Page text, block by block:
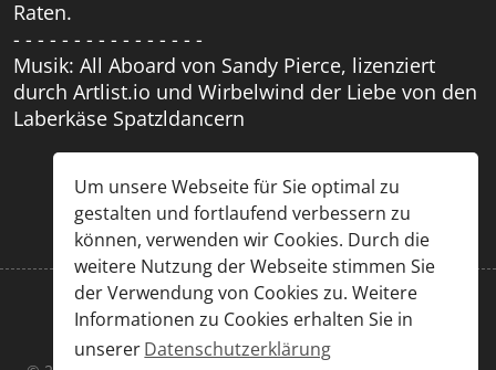
Um unsere Webseite für Sie optimal zu
gestalten und fortlaufend verbessern zu
können, verwenden wir Cookies. Durch die
weitere Nutzung der Webseite stimmen Sie
der Verwendung von Cookies zu. Weitere
Informationen zu Cookies erhalten Sie in
unsererDatenschutzerklärung
Raten.
- - - - - - - - - - - - - - - -
Musik: All Aboard von Sandy Pierce, lizenziert
durch Artlist.io und Wirbelwind der Liebe von den
Laberkäse Spatzldancern
Impressum Datenschutz